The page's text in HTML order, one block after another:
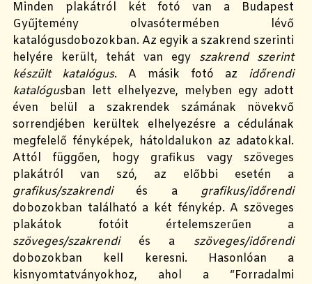
Minden plakátról két fotó van a Budapest
Gyűjtemény olvasótermében lévő
katalógusdobozokban. Az egyik a szakrend szerinti
helyére került, tehát van egy szakrend szerint
készült katalógus. A másik fotó az időrendi
katalógusban lett elhelyezve, melyben egy adott
éven belül a szakrendek számának növekvő
sorrendjében kerültek elhelyezésre a cédulának
megfelelő fényképek, hátoldalukon az adatokkal.
Attól függően, hogy grafikus vagy szöveges
plakátról van szó, az előbbi esetén a
grafikus/szakrendiés a grafikus/időrendi
dobozokban található a két fénykép. A szöveges
plakátok fotóit értelemszerűen a
szöveges/szakrendiés a szöveges/időrendi
dobozokban kell keresni. Hasonlóan a
kisnyomtatványokhoz, ahol a “Forradalmi